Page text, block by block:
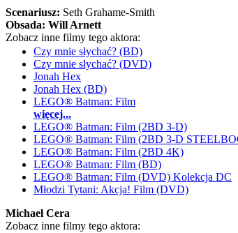
Scenariusz: Seth Grahame-Smith
Obsada: Will Arnett
Zobacz inne filmy tego aktora:
Czy mnie słychać? (BD)
Czy mnie słychać? (DVD)
Jonah Hex
Jonah Hex (BD)
LEGO® Batman: Film
więcej...
LEGO® Batman: Film (2BD 3-D)
LEGO® Batman: Film (2BD 3-D
LEGO® Batman: Film (2BD 4K)
LEGO® Batman: Film (BD)
LEGO® Batman: Film (DVD) Kolekcja DC
Młodzi Tytani: Akcja! Film (DVD)
Michael Cera
Zobacz inne filmy tego aktora: